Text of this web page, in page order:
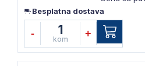
Besplatna dostava
- 1
kom
+